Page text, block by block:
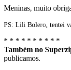
Meninas, muito
PS: Lili Bolero, tentei
* * * * * * * * * *
Também no
publicamos.